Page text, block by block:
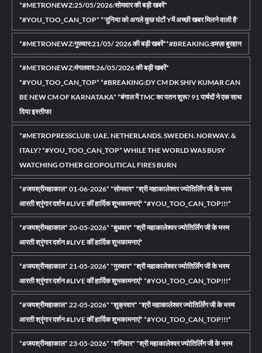
*#METRONEWZ:25/05/2026:सोमवार की बड़ी खबरें*
*#YOU_TOO_CAN_TOP* *'दुनिया को अगले कुछ घंटों Yमें अच्छी खबर मिलने वाली है'
*#METRONEWZ:गुरुवार:21/05/ 2026 की बड़ी खबरें**#BREAKING:हमज़ा बुरहान
*#METRONEWZ:मंगलवार:26/05/2026 की बड़ी खबरें*
*#YOU_TOO_CAN_TOP* *#BREAKING:DY CM DK SHIV KUMAR CAN
BE NEW CM OF KARNATAKA* *बंगाल में TMC का पतन शुरू? 91 पार्षदों ने एक साथ
दिया इस्तीफा
*#METROPRESSCLUB: UAE. NETHERLANDS. SWEDEN. NORWAY. &
ITALY? *#YOU_TOO_CAN_TOP* WHILE THE WORLD WAS BUSY
WATCHING OTHER GEOPOLITICAL FIRES BURN
*#जयश्रीमहाकाल* 01-06-2026* *सोमवार* *श्री महाकालेश्वर ज्योतिर्लिंग जी के भस्म
आरती श्रृंगार दर्शन #LIVE कीं हार्दिक शुभकामनाएं* *#YOU_TOO_CAN_TOP!!!*
*#जयश्रीमहाकाल* 20-05-2026* *बुधवार* *श्री महाकालेश्वर ज्योतिर्लिंग जी के भस्म
आरती श्रृंगार दर्शन #LIVE कीं हार्दिक शुभकामनाएं*
*#जयश्रीमहाकाल* 21-05-2026* *गुरुवार* *श्री महाकालेश्वर ज्योतिर्लिंग जी के भस्म
आरती श्रृंगार दर्शन #LIVE कीं हार्दिक शुभकामनाएं* *#YOU_TOO_CAN_TOP!!!*
*#जयश्रीमहाकाल* 22-05-2026* *शुक्रवार* *श्री महाकालेश्वर ज्योतिर्लिंग जी के भस्म
आरती श्रृंगार दर्शन #LIVE कीं हार्दिक शुभकामनाएं* *#YOU_TOO_CAN_TOP!!!*
*#जयश्रीमहाकाल* 23-05-2026* *शनिवार* *श्री महाकालेश्वर ज्योतिर्लिंग जी के भस्म